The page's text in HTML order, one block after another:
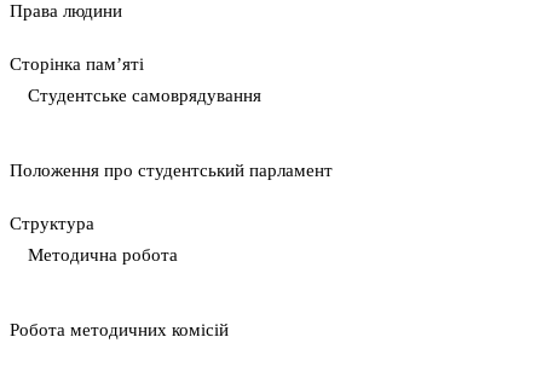
Права людини
Сторінка пам’яті
Студентське самоврядування
Положення про студентський парламент
Cтруктура
Методична робота
Pобота методичних комісій